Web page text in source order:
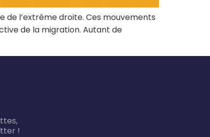
de l’extrême droite. Ces mouvements
de la migration. Autant de
!